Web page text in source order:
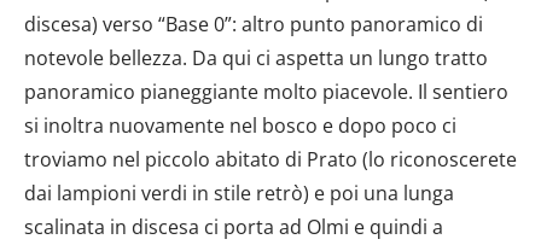
discesa) verso “Base 0”: altro punto panoramico di
notevole bellezza. Da qui ci aspetta un lungo tratto
panoramico pianeggiante molto piacevole. Il sentiero
si inoltra nuovamente nel bosco e dopo poco ci
troviamo nel piccolo abitato di Prato (lo riconoscerete
dai lampioni verdi in stile retrò) e poi una lunga
scalinata in discesa ci porta ad Olmi e quindi a